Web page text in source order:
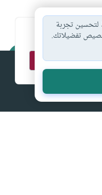
كل جديد
لتحسين تجربة
تفضيلاتك.